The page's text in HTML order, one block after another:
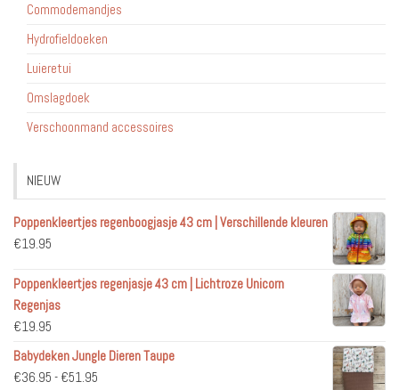
Commodemandjes
Hydrofieldoeken
Luieretui
Omslagdoek
Verschoonmand accessoires
NIEUW
Poppenkleertjes regenboogjasje 43 cm | Verschillende kleuren
€19.95
Poppenkleertjes regenjasje 43 cm | Lichtroze Unicorn
Regenjas
€19.95
Babydeken Jungle Dieren Taupe
€36.95 - €51.95